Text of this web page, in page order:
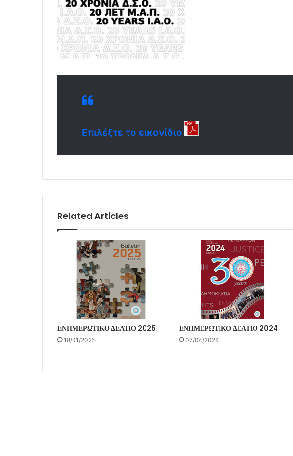
Επιλέξτε το εικονίδιο
Related Articles
ΕΝΗΜΕΡΩΤΙΚΟ ΔΕΛΤΙΟ 2025
18/01/2025
ΕΝΗΜΕΡΩΤΙΚΟ ΔΕΛΤΙΟ 2024
07/04/2024